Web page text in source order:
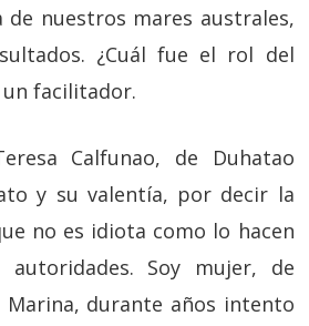
de nuestros mares australes,
¿Cuál fue el rol del
facilitador.
Calfunao, de Duhatao
y su valentía, por decir la
no es idiota como lo hacen
autoridades. Soy mujer, de
durante años intento